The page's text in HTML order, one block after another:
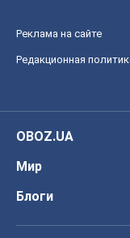
Реклама на сайте
Редакционная
OBOZ.UA
Мир
Блоги